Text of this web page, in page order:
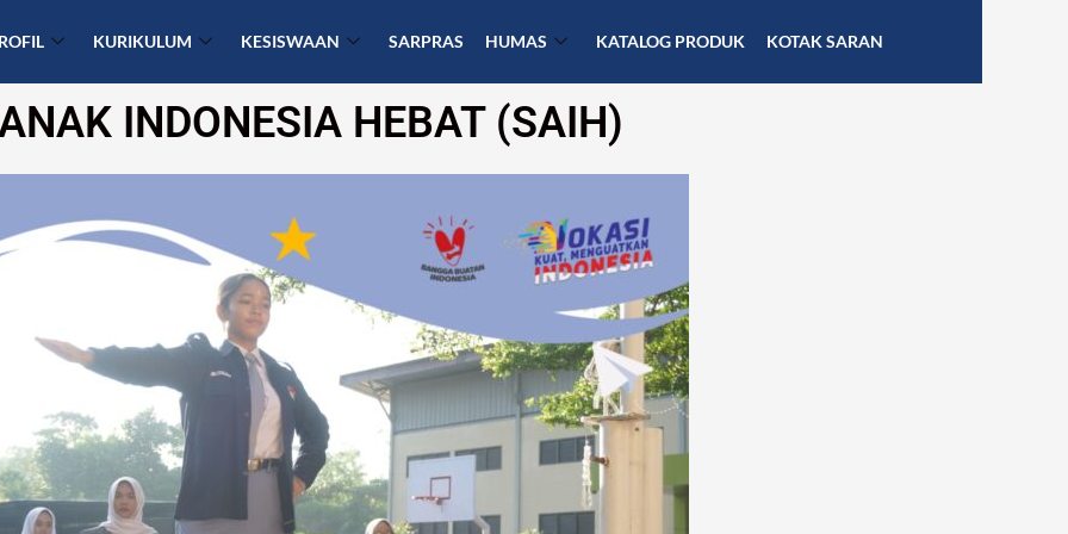
KURIKULUM KESISWAAN SARPRAS HUMAS KATALOG PRODUK KOTAK SARAN
INDONESIA HEBAT (SAIH)